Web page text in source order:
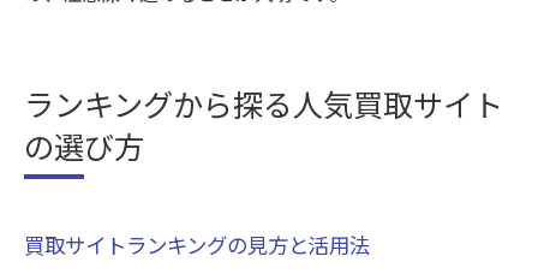
ランキングから探る人気買取サイト
の選び方
買取サイトランキングの見方と活用法